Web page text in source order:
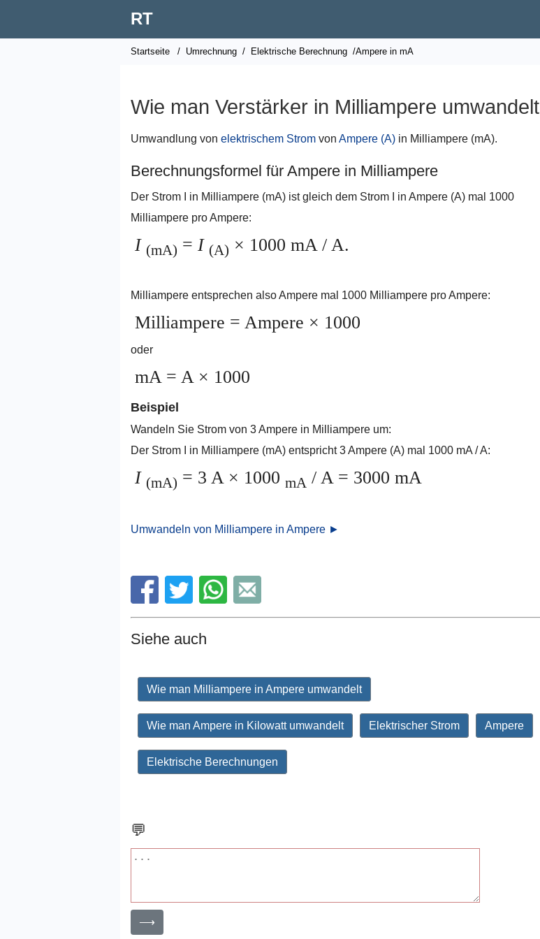
RT
Startseite / Umrechnung / Elektrische Berechnung /Ampere in mA
Wie man Verstärker in Milliampere umwandelt
Umwandlung von elektrischem Strom von Ampere (A) in Milliampere (mA).
Berechnungsformel für Ampere in Milliampere
Der Strom I in Milliampere (mA) ist gleich dem Strom I in Ampere (A) mal 1000
Milliampere pro Ampere:
I (mA) = I (A) × 1000 mA / A.
Milliampere entsprechen also Ampere mal 1000 Milliampere pro Ampere:
Milliampere = Ampere × 1000
oder
mA = A × 1000
Beispiel
Wandeln Sie Strom von 3 Ampere in Milliampere um:
Der Strom I in Milliampere (mA) entspricht 3 Ampere (A) mal 1000 mA / A:
I (mA) = 3 A × 1000 mA / A = 3000 mA
Umwandeln von Milliampere in Ampere ►
Siehe auch
Wie man Milliampere in Ampere umwandelt
Wie man Ampere in Kilowatt umwandelt Elektrischer Strom Ampere
Elektrische Berechnungen
💬
⟶